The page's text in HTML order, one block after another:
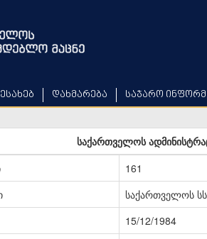
დახმარება საჯარო
საქართველოს
161
საქართველოს
15/12/1984